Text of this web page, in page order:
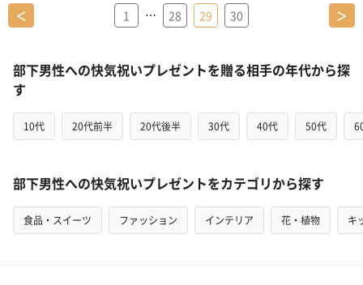
＜ 1 … 28 29 30 ＞
部下男性への快気祝いプレゼントを贈る相手の年代から探
す
10代 20代前半 20代後半 30代 40代 50代
部下男性への快気祝いプレゼントをカテゴリから探す
食品・スイーツ ファッション インテリア 花・植物 キ